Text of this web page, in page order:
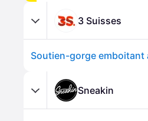
3 Suisses
Soutien-gorge emboitant
Sneakin